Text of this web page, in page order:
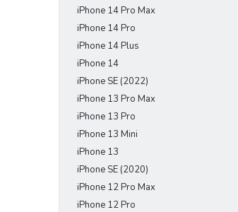
iPhone 14 Pro Max
iPhone 14 Pro
iPhone 14 Plus
iPhone 14
iPhone SE (2022)
iPhone 13 Pro Max
iPhone 13 Pro
iPhone 13 Mini
iPhone 13
iPhone SE (2020)
iPhone 12 Pro Max
iPhone 12 Pro